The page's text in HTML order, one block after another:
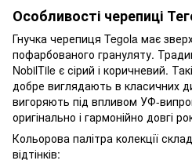
Особливості черепиці
Гнучка черепиця Tegola має
пофарбованого грануляту.
NobilTile є сірий і коричневий.
добре виглядають в класичних
вигоряють під впливом УФ-
оригінально і гармонійно довгі
Кольорова палітра колекції
відтінків: